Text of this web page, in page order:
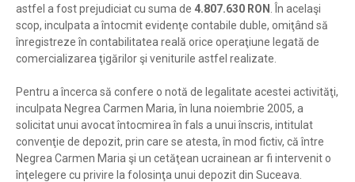
astfel a fost prejudiciat cu suma de 4.807.630 RON
. În acelaşi
scop, inculpata a întocmit evidenţe contabile duble, omiţând să
înregistreze în contabilitatea reală orice operaţiune legată de
comercializarea ţigărilor şi veniturile astfel realizate.
Pentru a încerca să confere o notă de legalitate acestei activităţi,
inculpata Negrea Carmen Maria, în luna noiembrie 2005, a
solicitat unui avocat întocmirea în fals a unui înscris, intitulat
convenţie de depozit, prin care se atesta, în mod fictiv, că între
Negrea Carmen Maria şi un cetăţean ucrainean ar fi intervenit o
înţelegere cu privire la folosinţa unui depozit din Suceava.